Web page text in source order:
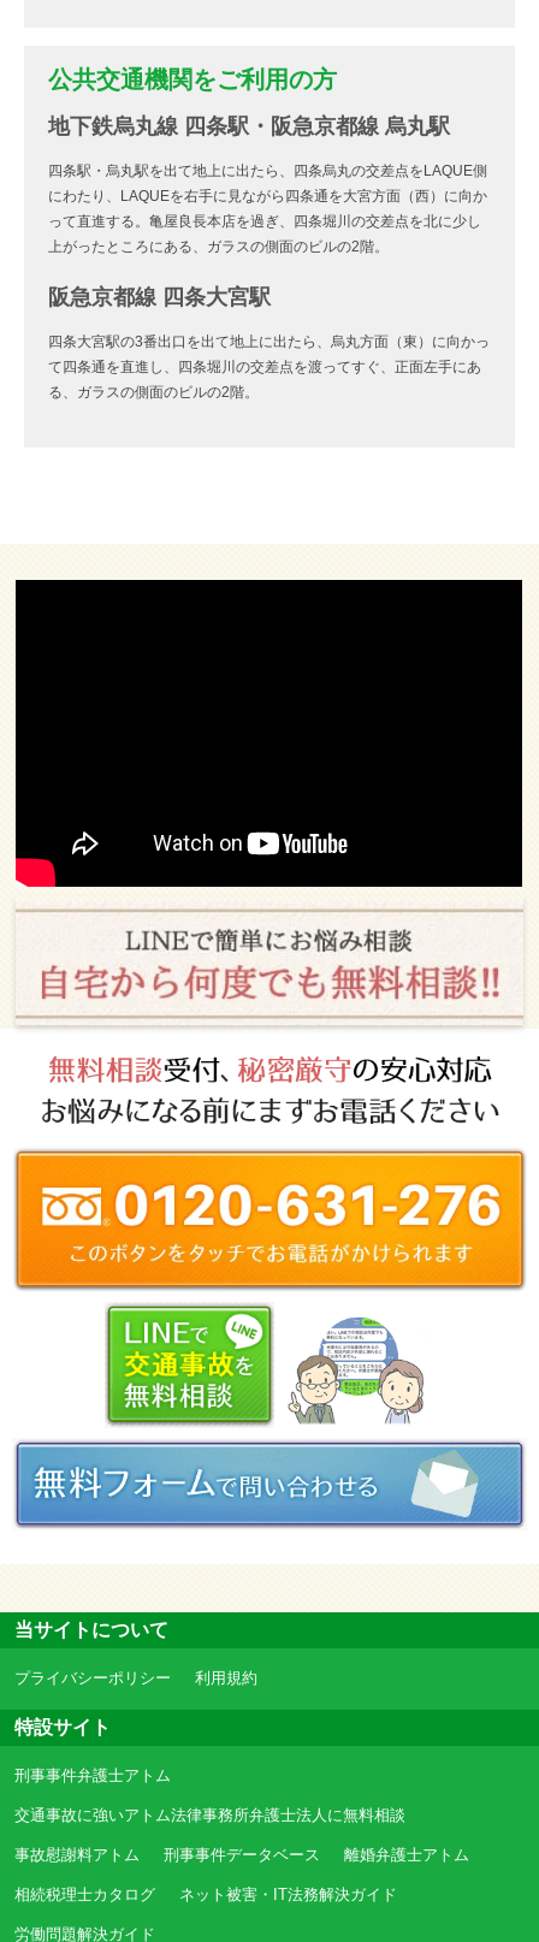
公共交通機関をご利用の方
地下鉄烏丸線 四条駅・阪急京都線 烏丸駅
四条駅・烏丸駅を出て地上に出たら、四条烏丸の交差点をLAQUE側
にわたり、LAQUEを右手に見ながら四条通を大宮方面（西）に向か
って直進する。亀屋良長本店を過ぎ、四条堀川の交差点を北に少し
上がったところにある、ガラスの側面のビルの2階。
阪急京都線 四条大宮駅
四条大宮駅の3番出口を出て地上に出たら、烏丸方面（東）に向かっ
て四条通を直進し、四条堀川の交差点を渡ってすぐ、正面左手にあ
る、ガラスの側面のビルの2階。
当サイトについて
プライバシーポリシー 利用規約
特設サイト
刑事事件弁護士アトム
交通事故に強いアトム法律事務所弁護士法人に無料相談
事故慰謝料アトム 刑事事件データベース 離婚弁護士アトム
相続税理士カタログ ネット被害・IT法務解決ガイド
労働問題解決ガイド